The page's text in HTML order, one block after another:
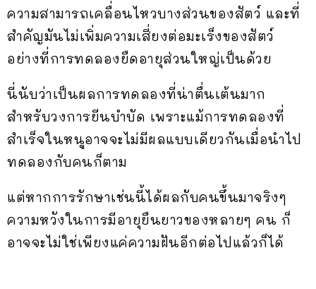
ความสามารถเคลื่อนไหวบางส่วนของสัตว์ และที่
สำคัญมันไม่เพิ่มความเสี่ยงต่อมะเร็งของสัตว์
อย่างที่การทดลองยืดอายุส่วนใหญ่เป็นด้วย
นี่นับว่าเป็นผลการทดลองที่น่าตื่นเต้นมาก
สำหรับวงการยีนบำบัด เพราะแม้การทดลองที่
สำเร็จในหนูอาจจะไม่มีผลแบบเดียวกันเมื่อนำไป
ทดลองกับคนก็ตาม
แต่หากการรักษาเช่นนี้ได้ผลกับคนขึ้นมาจริงๆ
ความหวังในการมีอายุยืนยาวของหลายๆ คน ก็
อาจจะไม่ใช่เพียงแค่ความฝันอีกต่อไปแล้วก็ได้